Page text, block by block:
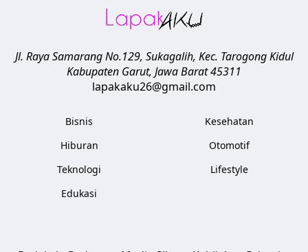
Jl. Raya Samarang No.129, Sukagalih, Kec. Tarogong Kidul
Kabupaten Garut, Jawa Barat45311
lapakaku26@gmail.com
Bisnis
Hiburan
Teknologi
Edukasi
Kesehatan
Otomotif
Lifestyle